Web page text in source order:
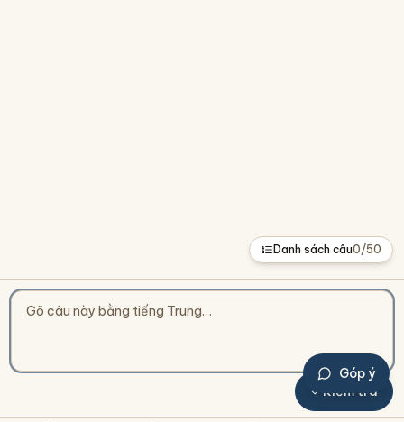
Danh sách câu0/50
Kiểm tra
Góp ý